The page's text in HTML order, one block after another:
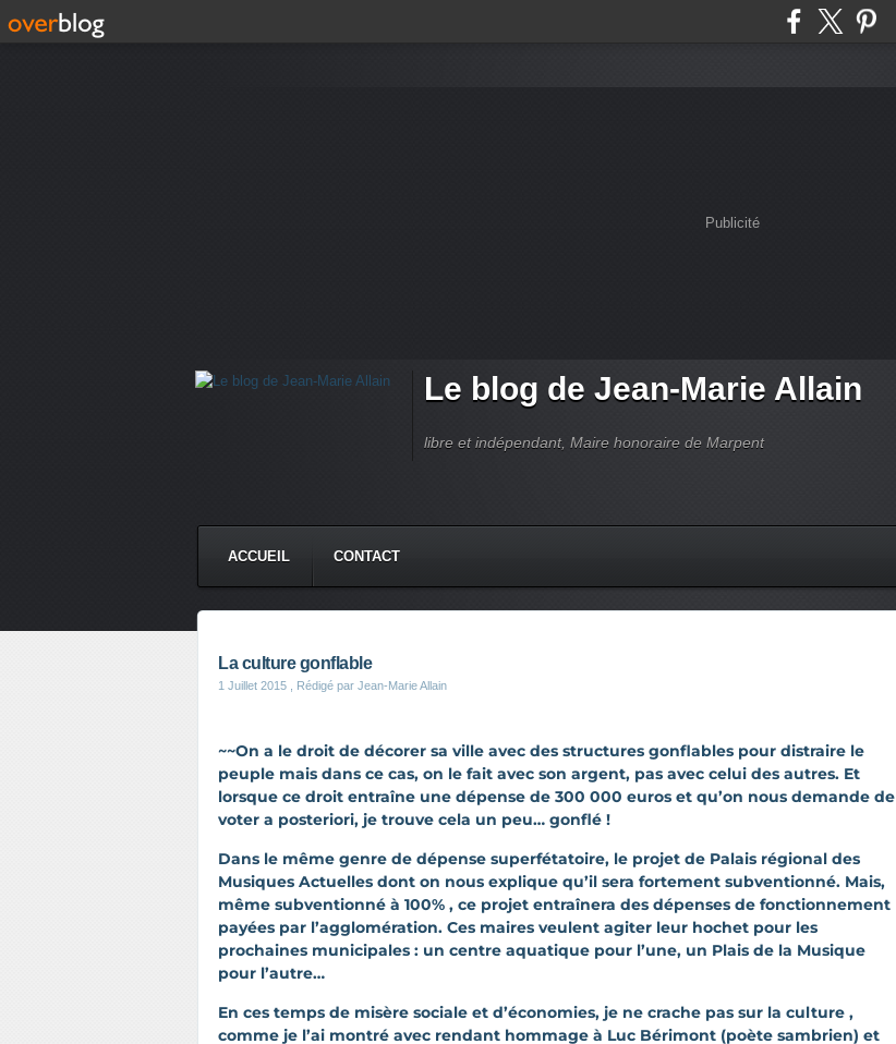
Publicité
Le blog de Jean-Marie Allain
libre et indépendant, Maire honoraire de Marpent
ACCUEIL CONTACT
La culture gonflable
1 Juillet 2015 , Rédigé par Jean-Marie Allain
~~On a le droit de décorer sa ville avec des structures gonflables pour distraire le
peuple mais dans ce cas, on le fait avec son argent, pas avec celui des autres. Et
lorsque ce droit entraîne une dépense de 300 000 euros et qu’on nous demande de
voter a posteriori, je trouve cela un peu… gonflé !
Dans le même genre de dépense superfétatoire, le projet de Palais régional des
Musiques Actuelles dont on nous explique qu’il sera fortement subventionné. Mais,
même subventionné à 100% , ce projet entraînera des dépenses de fonctionnement
payées par l’agglomération. Ces maires veulent agiter leur hochet pour les
prochaines municipales : un centre aquatique pour l’une, un Plais de la Musique
pour l’autre…
En ces temps de misère sociale et d’économies, je ne crache pas sur la culture ,
comme je l’ai montré avec rendant hommage à Luc Bérimont (poète sambrien) et